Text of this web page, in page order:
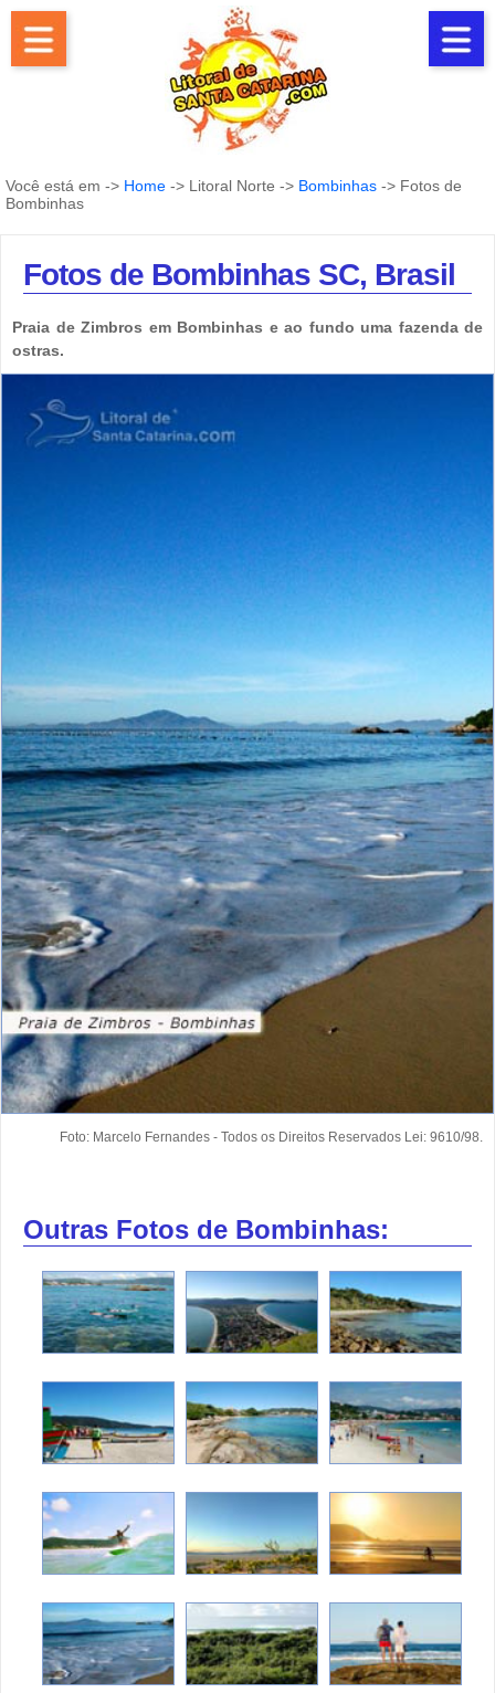
Você está em -> Home -> Litoral Norte -> Bombinhas -> Fotos de
Bombinhas
Fotos de Bombinhas SC, Brasil
Praia de Zimbros em Bombinhas e ao fundo uma fazenda de
ostras.
Foto: Marcelo Fernandes - Todos os Direitos Reservados Lei: 9610/98.
Outras Fotos de Bombinhas: